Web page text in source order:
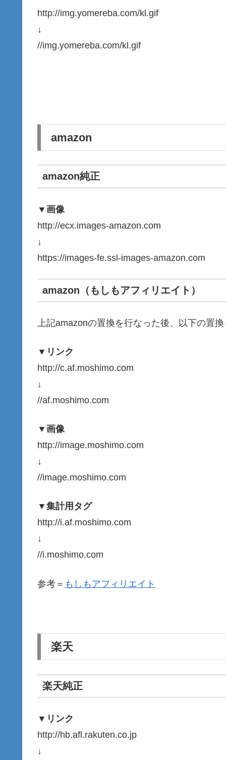
http://img.yomereba.com/kl.gif
↓
//img.yomereba.com/kl.gif
amazon
amazon純正
▼画像
http://ecx.images-amazon.com
↓
https://images-fe.ssl-images-amazon.com
amazon（もしもアフィリエイト）
上記amazonの置換を行なった後、以下の置換
▼リンク
http://c.af.moshimo.com
↓
//af.moshimo.com
▼画像
http://image.moshimo.com
↓
//image.moshimo.com
▼集計用タグ
http://i.af.moshimo.com
↓
//i.moshimo.com
参考＝ もしもアフィリエイト
楽天
楽天純正
▼リンク
http://hb.afl.rakuten.co.jp
↓